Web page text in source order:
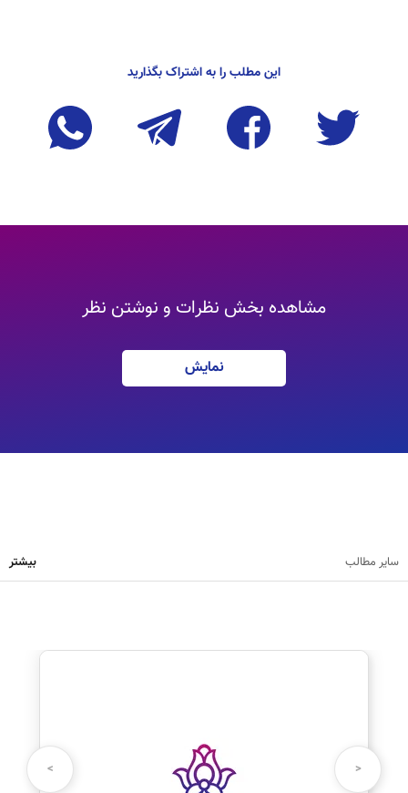
این مطلب را به اشتراک بگذارید
مشاهده بخش نظرات و نوشتن نظر
نمایش
سایر مطالب بیشتر
<
>